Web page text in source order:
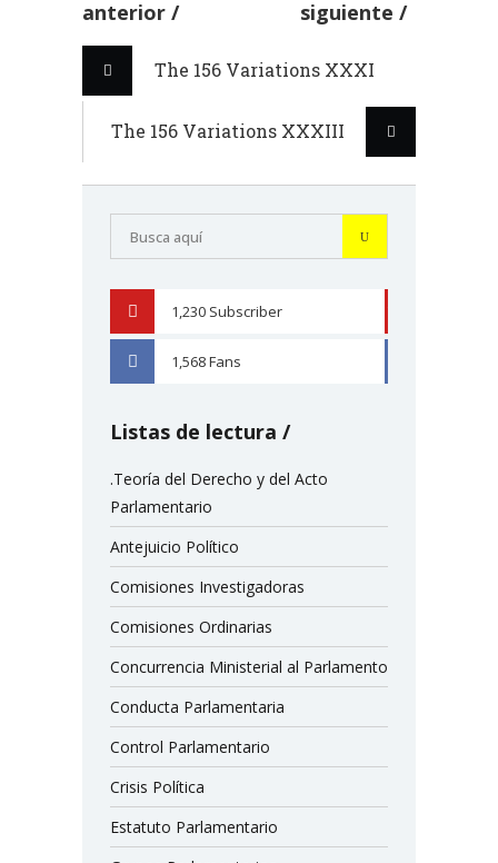
anterior siguiente
The 156 Variations XXXI
The 156 Variations XXXIII
1,230 Subscriber
1,568Fans
Listas de lectura
.Teoría del Derecho y del Acto
Parlamentario
Antejuicio Político
Comisiones Investigadoras
Comisiones Ordinarias
Concurrencia Ministerial al Parlamento
Conducta Parlamentaria
Control Parlamentario
Crisis Política
Estatuto Parlamentario